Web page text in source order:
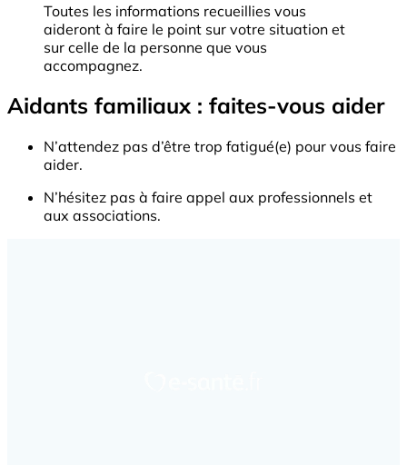
Toutes les informations recueillies vous
aideront à faire le point sur votre situation et
sur celle de la personne que vous
accompagnez.
Aidants familiaux : faites-vous aider
N’attendez pas d’être trop fatigué(e) pour vous faire
aider.
N’hésitez pas à faire appel aux professionnels et
aux associations.